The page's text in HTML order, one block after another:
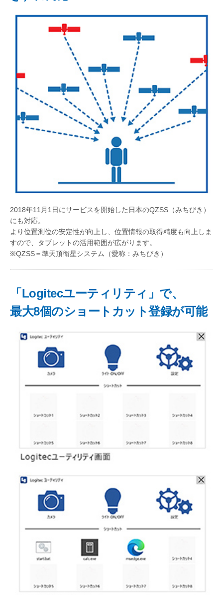
2018年11月1日にサービスを開始した日本のQZSS（みちびき）
にも対応。
より位置測位の安定性が向上し、位置情報の取得精度も向上しま
すので、タブレットの活用範囲が広がります。
※QZSS＝準天頂衛星システム（愛称：みちびき）
「Logitecユーティリティ」で、
最大8個のショートカット登録が可能